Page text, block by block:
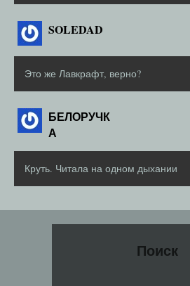
SOLEDAD
Это же Лавкрафт, верно?
БЕЛОРУЧК
А
Круть. Читала на одном дыхании
Поиск